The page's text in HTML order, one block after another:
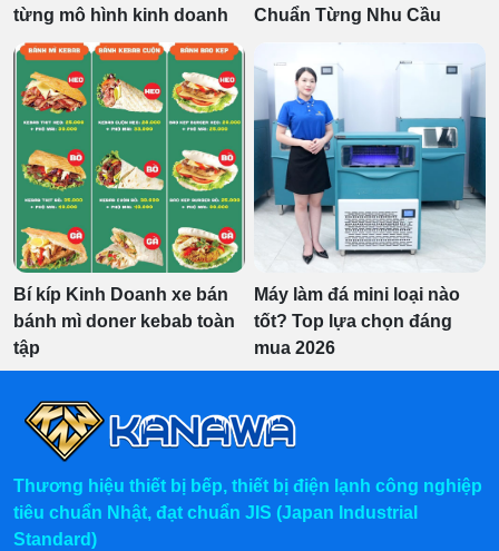
từng mô hình kinh doanh
Chuẩn Từng Nhu Cầu
Bí kíp Kinh Doanh xe bán
bánh mì doner kebab toàn
tập
Máy làm đá mini loại nào
tốt? Top lựa chọn đáng
mua 2026
Thương hiệu thiết bị bếp, thiết bị điện lạnh công nghiệp
tiêu chuẩn Nhật, đạt chuẩn JIS (Japan Industrial
Standard)